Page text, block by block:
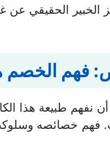
الخبير الحقيقي عن
فهم الخصم
طبيعة هذا
خصائصه وسلوكه